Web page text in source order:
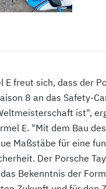
E freut sich, dass der
8 an das Safety-
ist",
E. "Mit dem Bau
Maßstäbe für eine
Der Porsche
Bekenntnis der